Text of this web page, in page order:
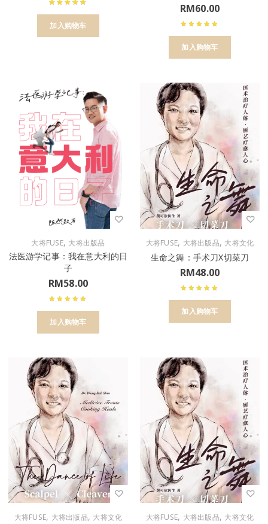
加入购物车
RM60.00
加入购物车
大将FUSE, 大将出版品
法医游学记事：我在意大利的日
子
RM58.00
加入购物车
大将FUSE, 大将出版品, 大将文化
生命之舞：手术刀X切菜刀
RM48.00
加入购物车
大将FUSE, 大将出版品, 大将文化 大将FUSE, 大将出版品, 大将文化